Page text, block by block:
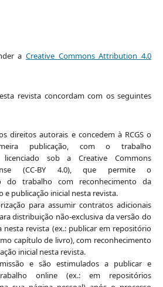
aCreative Commons Attribution 4.0
revista concordam com os seguintes
direitos autorais e concedem à RCGS o
publicação, com o trabalho
licenciado sob a Creative Commons
(CC-BY 4.0), que permite o
do trabalho com reconhecimento da
publicação inicial nesta revista.
para assumir contratos adicionais
distribuição não-exclusiva da versão do
nesta revista (ex.: publicar em repositório
capítulo de livro), com reconhecimento
inicial nesta revista.
e são estimulados a publicar e
online (ex.: em repositórios